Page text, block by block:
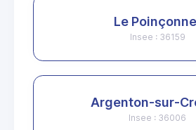
Le
Insee : 36159
Argenton-sur-
Insee : 36006